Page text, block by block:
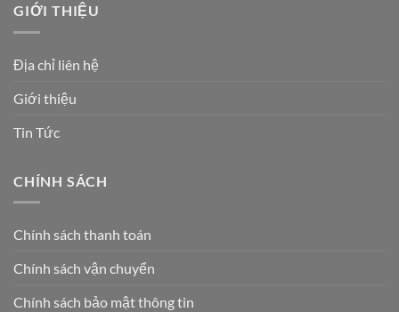
GIỚI THIỆU
Địa chỉ liên hệ
Giới thiệu
Tin Tức
CHÍNH SÁCH
Chính sách thanh toán
Chính sách vận chuyển
Chính sách bảo mật thông tin